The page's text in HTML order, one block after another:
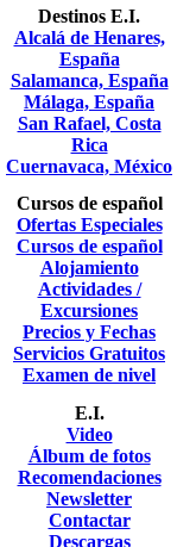
Destinos E.I.
Alcalá de Henares,
España
Salamanca, España
Málaga, España
San Rafael, Costa
Rica
Cuernavaca, México
Cursos de español
Ofertas Especiales
Cursos de español
Alojamiento
Actividades /
Excursiones
Precios y Fechas
Servicios Gratuitos
Examen de nivel
E.I.
Video
Álbum de fotos
Recomendaciones
Newsletter
Contactar
Descargas